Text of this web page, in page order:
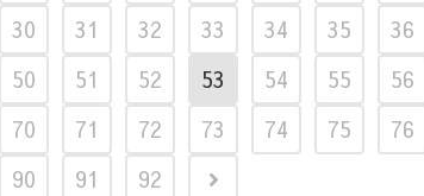
30 31 32 33 34 35 36
50 51 52 53 54 55 56
70 71 72 73 74 75 76
90 91 92